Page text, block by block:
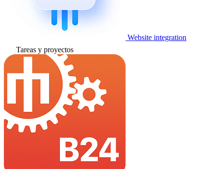
Website integration
Tareas y proyectos